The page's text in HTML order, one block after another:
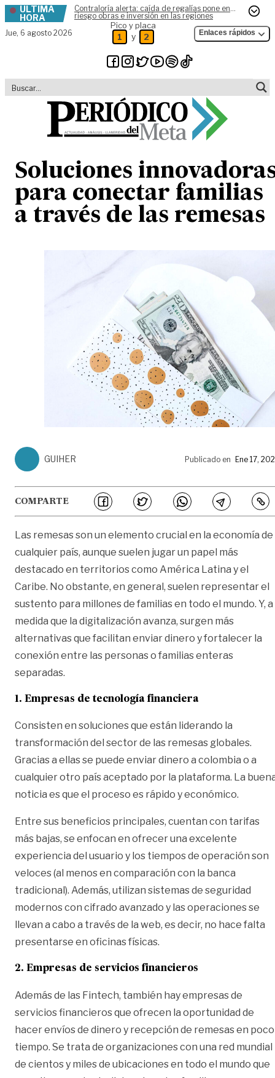
Skip to content
ÚLTIMA
HORA
Contraloría alerta: caída de regalías pone en
riesgo obras e inversión en las regiones
Jue, 6 agosto 2026
Pico y placa
1 y 2 Enlaces rápidos
Soluciones
para conectar familias
a través de las remesas
GUIHER Publicado en Ene 17,
COMPARTE
Las remesas son un elemento crucial en la economía de
cualquier país, aunque suelen jugar un papel más
destacado en territorios como América Latina y el
Caribe. No obstante, en general, suelen representar el
sustento para millones de familias en todo el mundo. Y, a
medida que la digitalización avanza, surgen más
alternativas que facilitan enviar dinero y fortalecer la
conexión entre las personas o familias enteras
separadas.
1. Empresas de tecnología financiera
Consisten en soluciones que están liderando la
transformación del sector de las remesas globales.
Gracias a ellas se puede enviar dinero a colombia o a
cualquier otro país aceptado por la plataforma. La
noticia es que el proceso es rápido y económico.
Entre sus beneficios principales, cuentan con tarifas
más bajas, se enfocan en ofrecer una excelente
experiencia del usuario y los tiempos de operación son
veloces (al menos en comparación con la banca
tradicional). Además, utilizan sistemas de seguridad
modernos con cifrado avanzado y las operaciones se
llevan a cabo a través de la web, es decir, no hace falta
presentarse en oficinas físicas.
2. Empresas de servicios financieros
Además de las Fintech, también hay empresas de
servicios financieros que ofrecen la oportunidad de
hacerenvíos de dinero y recepción de remesas en poco
tiempo. Se trata de organizaciones con una red mundial
de cientos y miles de ubicaciones en todo el mundo que